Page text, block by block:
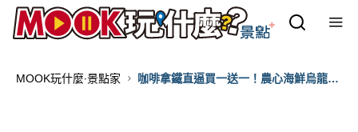
MOOK玩什麼‧景點家
咖啡拿鐵直逼買一送一！農心海鮮烏龍麵